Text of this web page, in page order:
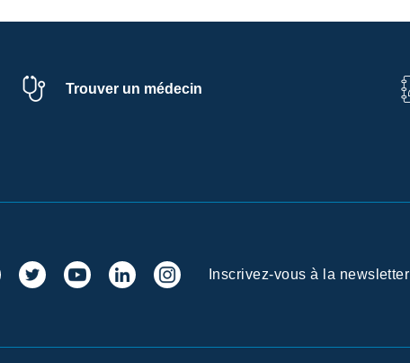
Trouver un médecin
Inscrivez-vous à la newsletter